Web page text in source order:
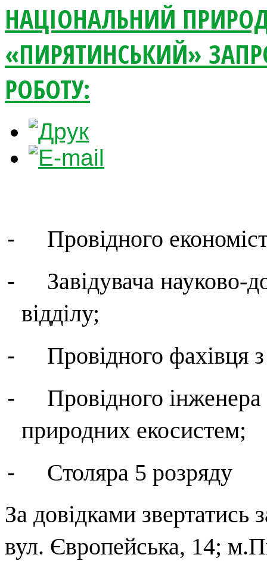
НАЦІОНАЛЬНИЙ
«ПИРЯТИНСЬКИЙ»
РОБОТУ:
- Провідного
-
Завідувача науково-
відділу;
- Провідного фахівця з
-
Провідного
природних екосистем;
-
Столяра 5 розряду
За довідками звертатись
вул. Європейська, 14;